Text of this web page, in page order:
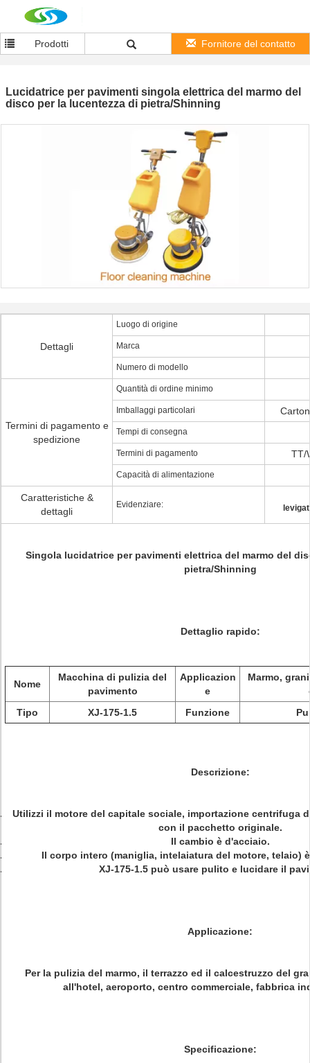
Prodotti Fornitore del contatto
Lucidatrice per pavimenti singola elettrica del marmo del
disco per la lucentezza di pietra/Shinning
Dettagli
Luogo di origine
Marca
Numero di modello
Termini di pagamento e
spedizione
Quantità di ordine minimo
Imballaggi particolari
Tempi di consegna
Termini di pagamento TT/
Capacità di alimentazione
Caratteristiche &
dettagli
Evidenziare:
Singola lucidatrice per pavimenti elettrica del marmo del
pietra/Shinning
Dettaglio rapido:
Nome
Macchina di pulizia del
pavimento
Applicazion
e
Marmo,
Tipo
XJ-175-1.5 Funzione
Descrizione:
Utilizzi il motore del capitale sociale, importazione centrifuga
con il pacchetto originale.
Il cambio è d'acciaio.
Il corpo intero (maniglia, intelaiatura del motore, telaio)
XJ-175-1.5 può usare pulito e lucidare il
Applicazione:
Per la pulizia del marmo, il terrazzo ed il calcestruzzo del
all'hotel, aeroporto, centro commerciale, fabbrica
Specificazione: